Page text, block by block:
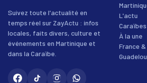
Suivez toute l'actualité en
temps réel sur ZayActu : infos
locales, faits divers, culture et
événements en Martinique et
dans la Caraïbe.
L'actu
Caraïbes
À la une
France